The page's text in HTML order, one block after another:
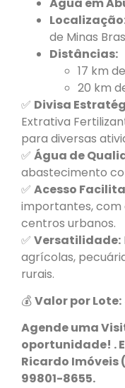
de Minas
Distâncias:
17 km
20 km
✅ Divisa
Extrativa
para diversas
✅ Água de
abastecimento
✅ Acesso
importantes,
centros urbanos.
✅ Versatilidade:
agrícolas,
rurais.
💰Valor por Lote:
Agende uma
oportunidade! .
Ricardo Imóveis
99801-8655.